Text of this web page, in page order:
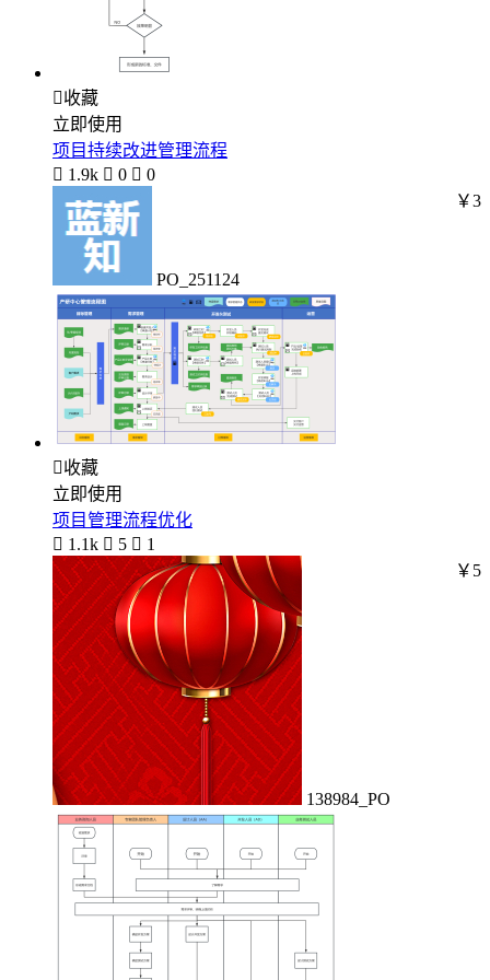
收藏
立即使用
项目持续改进管理流程
 1.9k  0  0
PO_251124
￥3
收藏
立即使用
项目管理流程优化
 1.1k  5  1
138984_PO
￥5